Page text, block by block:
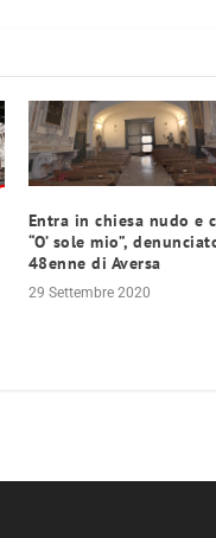
Entra in chiesa nudo e
“O’ sole mio”,
48enne di Aversa
29 Settembre 2020